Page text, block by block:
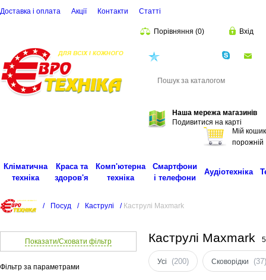
Доставка і оплата Акції Контакти Статті
Порівняння (0) Вхід
Наша мережа магазинів
Подивитися на карті
Мій кошик
порожній
Кліматична
техніка
Краса та
здоров'я
Комп'ютерна
техніка
Смартфони
і телефони
Аудіотехніка
/ Посуд / Каструлі / Каструлі Maxmark
Показати/Сховати фільтр
Фільтр за параметрами
Каструлі Maxmark 5
Усі (200) Сковорідки (37)